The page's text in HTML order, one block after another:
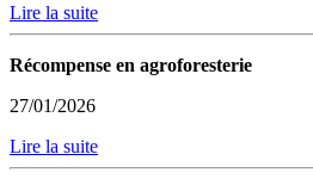
Lire la suite
Récompense en agroforesterie
27/01/2026
Lire la suite